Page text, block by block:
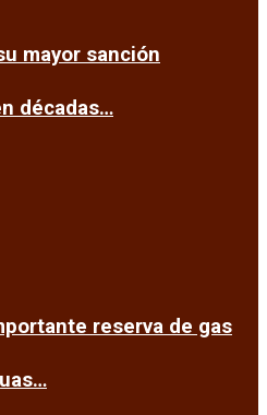
mayor sanción
décadas…
reserva de gas